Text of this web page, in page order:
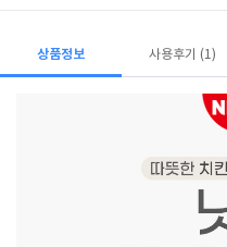
상품정보 사용후기 (1)